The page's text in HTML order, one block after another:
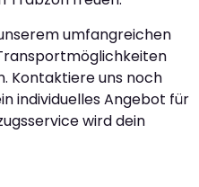
umfangreichen
Kontaktiere uns noch
individuelles Angebot für
wird dein